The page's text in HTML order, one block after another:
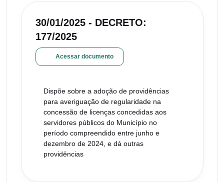
30/01/2025 - DECRETO:
177/2025
Acessar documento
Dispõe sobre a adoção de providências
para averiguação de regularidade na
concessão de licenças concedidas aos
servidores públicos do Município no
período compreendido entre junho e
dezembro de 2024, e dá outras
providências